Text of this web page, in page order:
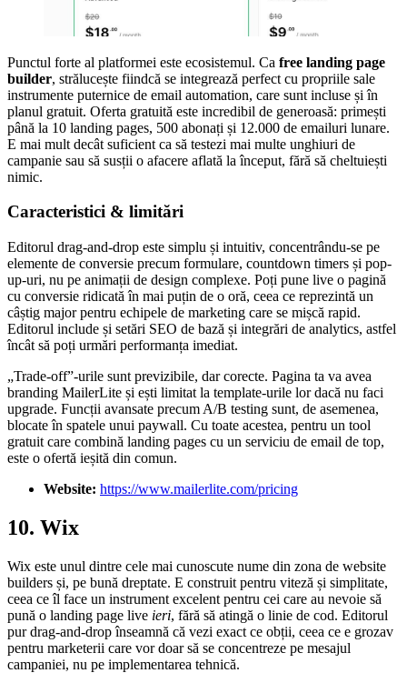
Punctul forte al platformei este ecosistemul. Ca free landing page
builder, strălucește fiindcă se integrează perfect cu propriile sale
instrumente puternice de email automation, care sunt incluse și în
planul gratuit. Oferta gratuită este incredibil de generoasă: primești
până la 10 landing pages, 500 abonați și 12.000 de emailuri lunare.
E mai mult decât suficient ca să testezi mai multe unghiuri de
campanie sau să susții o afacere aflată la început, fără să cheltuiești
nimic.
Caracteristici & limitări
Editorul drag-and-drop este simplu și intuitiv, concentrându-se pe
elemente de conversie precum formulare, countdown timers și pop-
up-uri, nu pe animații de design complexe. Poți pune live o pagină
cu conversie ridicată în mai puțin de o oră, ceea ce reprezintă un
câștig major pentru echipele de marketing care se mișcă rapid.
Editorul include și setări SEO de bază și integrări de analytics, astfel
încât să poți urmări performanța imediat.
„Trade-off”-urile sunt previzibile, dar corecte. Pagina ta va avea
branding MailerLite și ești limitat la template-urile lor dacă nu faci
upgrade. Funcții avansate precum A/B testing sunt, de asemenea,
blocate în spatele unui paywall. Cu toate acestea, pentru un tool
gratuit care combină landing pages cu un serviciu de email de top,
este o ofertă ieșită din comun.
Website: https://www.mailerlite.com/pricing
10. Wix
Wix este unul dintre cele mai cunoscute nume din zona de website
builders și, pe bună dreptate. E construit pentru viteză și simplitate,
ceea ce îl face un instrument excelent pentru cei care au nevoie să
pună o landing page live ieri, fără să atingă o linie de cod. Editorul
pur drag-and-drop înseamnă că vezi exact ce obții, ceea ce e grozav
pentru marketerii care vor doar să se concentreze pe mesajul
campaniei, nu pe implementarea tehnică.